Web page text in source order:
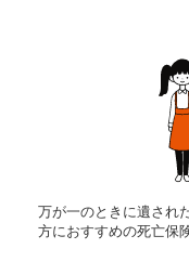
万が一のときに遺され
方におすすめの死亡保